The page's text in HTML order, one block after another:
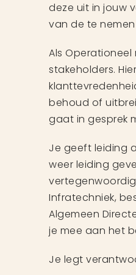
deze uit in jouw
van de te
Als
stakeholders.
behoud of
gaat in gesprek
Je geeft leiding
weer leiding
Infratechniek,
Algemeen
je mee aan het
Je legt